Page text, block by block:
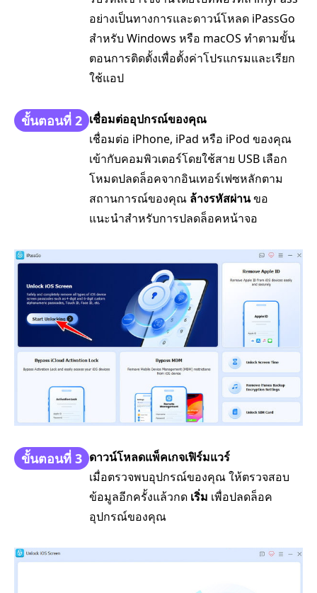
อย่างเป็นทางการและดาวน์โหลด iPassGo
สำหรับ Windows หรือ macOS ทำตามขั้น
ตอนการติดตั้งเพื่อตั้งค่าโปรแกรมและเรียก
ใช้แอป
ขั้นตอนที่ 2 เชื่อมต่ออุปกรณ์ของคุณ
เชื่อมต่อ iPhone, iPad หรือ iPod ของคุณ
เข้ากับคอมพิวเตอร์โดยใช้สาย USB เลือก
โหมดปลดล็อคจากอินเทอร์เฟซหลักตาม
สถานการณ์ของคุณ ล้างรหัสผ่านขอ
แนะนำสำหรับการปลดล็อคหน้าจอ
ขั้นตอนที่ 3 ดาวน์โหลดแพ็คเกจเฟิร์มแวร์
เมื่อตรวจพบอุปกรณ์ของคุณ ให้ตรวจสอบ
ข้อมูลอีกครั้งแล้วกด เริ่ม เพื่อปลดล็อค
อุปกรณ์ของคุณ